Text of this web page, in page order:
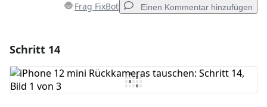
Frag FixBot Einen Kommentar hinzufügen
Kommentar hinzufügen
Schritt 14